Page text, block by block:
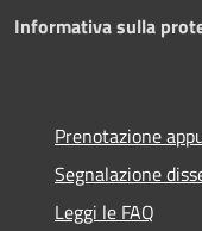
Informativa sulla
Prenotazione
Segnalazione
Leggi le FAQ